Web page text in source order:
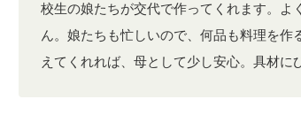
校生の娘たちが交代で作ってくれます。よ
ん。娘たちも忙しいので、何品も料理を
えてくれれば、母として少し安心。具材に